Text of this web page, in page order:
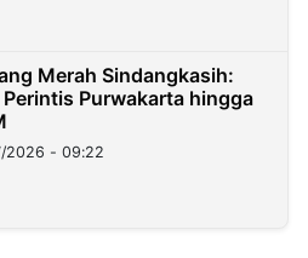
Merah Sindangkasih:
Perintis Purwakarta hingga
2026 - 09:22